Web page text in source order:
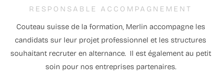
RESPONSABLE ACCOMPAGNEMENT
Couteau suisse de la formation, Merlin accompagne les
candidats sur leur projet professionnel et les structures
souhaitant recruter en alternance. Il est également au petit
soin pour nos entreprises partenaires.